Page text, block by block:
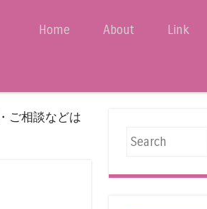
Home About Link
ご相談などは
Search